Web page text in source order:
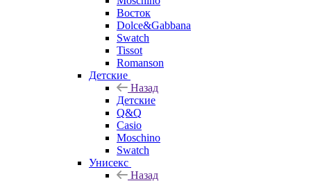
Восток
Dolce&Gabbana
Swatch
Tissot
Romanson
Детские
Назад
Детские
Q&Q
Casio
Moschino
Swatch
Унисекс
Назад